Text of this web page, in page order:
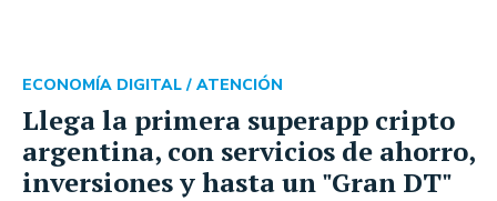
Llega la primera superapp cripto
argentina, con servicios de ahorro,
inversiones y hasta un "Gran DT"
ECONOMÍA DIGITAL / ATENCIÓN